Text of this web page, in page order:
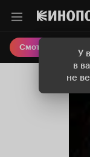
У
в
не
Смотреть кино